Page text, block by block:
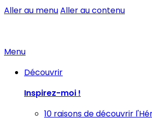
Aller au menuAller au contenu
Menu
Découvrir
Inspirez-moi !
10 raisons de découvrir